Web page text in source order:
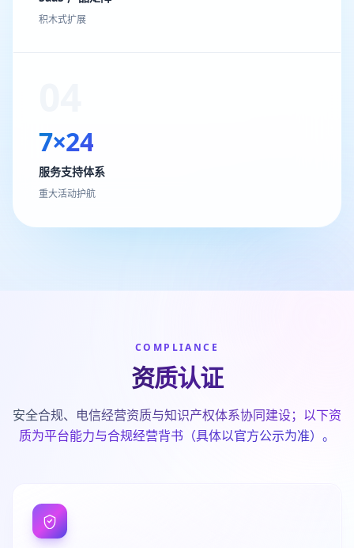
积木式扩展
7×24
服务支持体系
重大活动护航
COMPLIANCE
资质认证
安全合规、电信经营资质与知识产权体系协同建设；以下资
质为平台能力与合规经营背书（具体以官方公示为准）。